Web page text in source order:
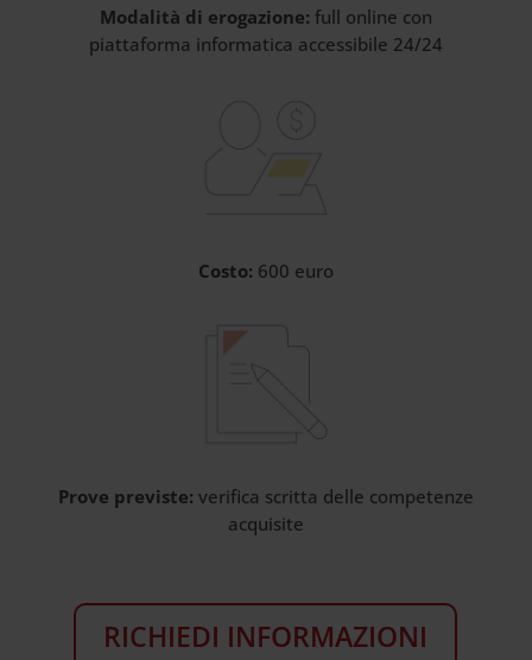
Modalità di erogazione: full online con
piattaforma informatica accessibile 24/24
Costo: 600 euro
Prove previste: verifica scritta delle competenze
acquisite
RICHIEDI INFORMAZIONI